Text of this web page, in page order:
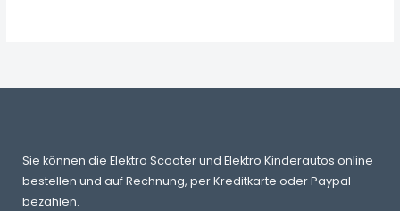
Sie können die Elektro Scooter und Elektro Kinderautos online
bestellen und auf Rechnung, per Kreditkarte oder Paypal
bezahlen.